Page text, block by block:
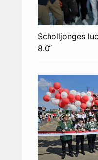
Scholljonges
8.0“